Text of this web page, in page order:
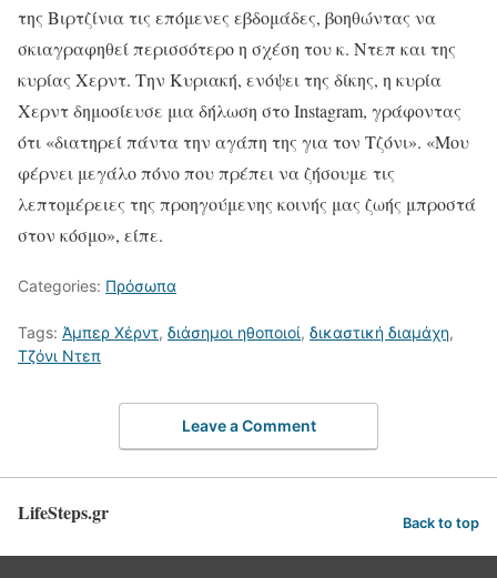
της Βιρτζίνια τις επόμενες εβδομάδες, βοηθώντας να
σκιαγραφηθεί περισσότερο η σχέση του κ. Ντεπ και της
κυρίας Χερντ. Την Κυριακή, ενόψει της δίκης, η κυρία
Χερντ δημοσίευσε μια δήλωση στο Instagram, γράφοντας
ότι «διατηρεί πάντα την αγάπη της για τον Τζόνι». «Μου
φέρνει μεγάλο πόνο που πρέπει να ζήσουμε τις
λεπτομέρειες της προηγούμενης κοινής μας ζωής μπροστά
στον κόσμο», είπε.
Categories: Πρόσωπα
Tags: Άμπερ Χέρντ, διάσημοι ηθοποιοί, δικαστική διαμάχη,
Τζόνι Ντεπ
Leave a Comment
LifeSteps.gr Back to top